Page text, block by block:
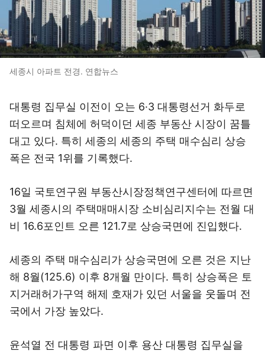
세종시 아파트 전경. 연합뉴스
대통령 집무실 이전이 오는 6·3 대통령선거 화두로
떠오르며 침체에 허덕이던 세종 부동산 시장이 꿈틀
대고 있다. 특히 세종의 세종의 주택 매수심리 상승
폭은 전국 1위를 기록했다.
16일 국토연구원 부동산시장정책연구센터에 따르면
3월 세종시의 주택매매시장 소비심리지수는 전월 대
비 16.6포인트 오른 121.7로 상승국면에 진입했다.
세종의 주택 매수심리가 상승국면에 오른 것은 지난
해 8월(125.6) 이후 8개월 만이다. 특히 상승폭은 토
지거래허가구역 해제 호재가 있던 서울을 웃돌며 전
국에서 가장 높았다.
윤석열 전 대통령 파면 이후 용산 대통령 집무실을